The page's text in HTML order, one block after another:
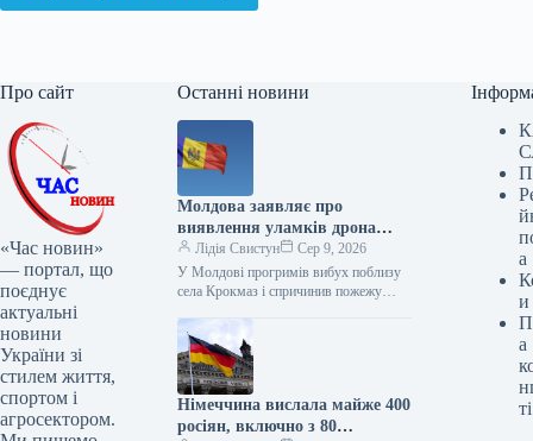
Про сайт
«Час новин»
— портал, що
поєднує
актуальні
новини
України зі
стилем життя,
спортом і
агросектором.
Останні новини
Молдова заявляє про
виявлення уламків дрона
після вибуху
Лідія Свистун
Сер 9, 2026
У Молдові прогримів вибух поблизу
села Крокмаз і спричинив пожежу
уламки, схожі на бойовий…
Німеччина вислала майже 400
росіян, включно з 80
а
и
а
ті